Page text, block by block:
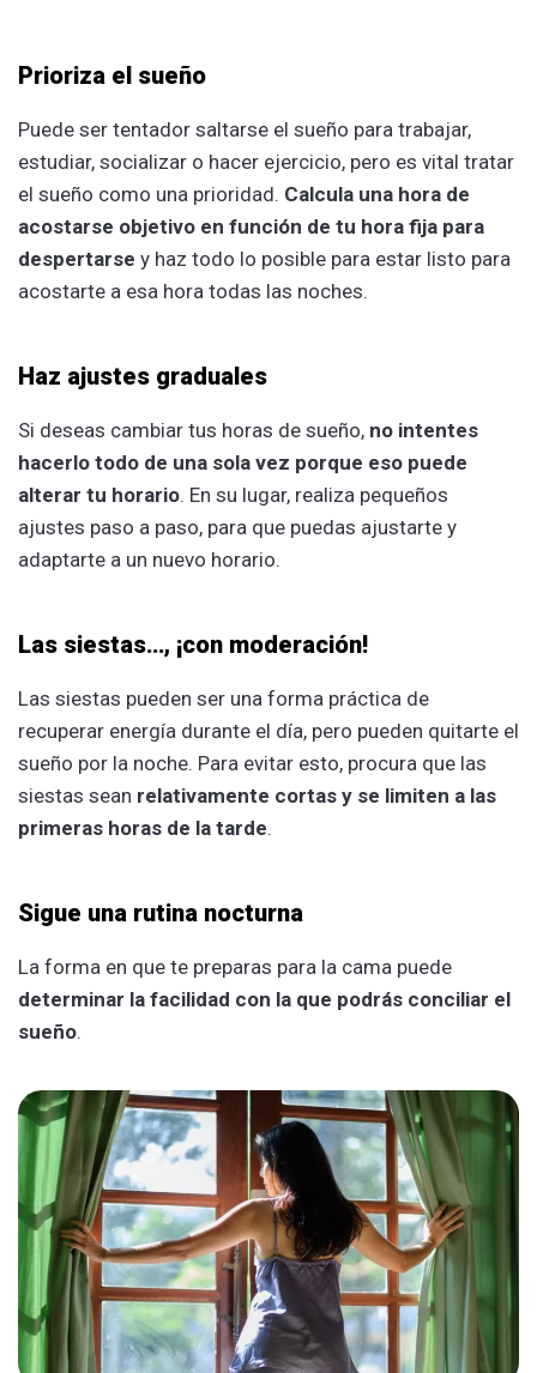
Prioriza el sueño
Puede ser tentador saltarse el sueño para trabajar,
estudiar, socializar o hacer ejercicio, pero es vital tratar
el sueño como una prioridad. Calcula una hora de
acostarse objetivo en función de tu hora fija para
despertarse y haz todo lo posible para estar listo para
acostarte a esa hora todas las noches.
Haz ajustes graduales
Si deseas cambiar tus horas de sueño, no intentes
hacerlo todo de una sola vez porque eso puede
alterar tu horario. En su lugar, realiza pequeños
ajustes paso a paso, para que puedas ajustarte y
adaptarte a un nuevo horario.
Las siestas…, ¡con moderación!
Las siestas pueden ser una forma práctica de
recuperar energía durante el día, pero pueden quitarte el
sueño por la noche. Para evitar esto, procura que las
siestas sean relativamente cortas y se limiten a las
primeras horas de la tarde.
Sigue una rutina nocturna
La forma en que te preparas para la cama puede
determinar la facilidad con la que podrás conciliar el
sueño.